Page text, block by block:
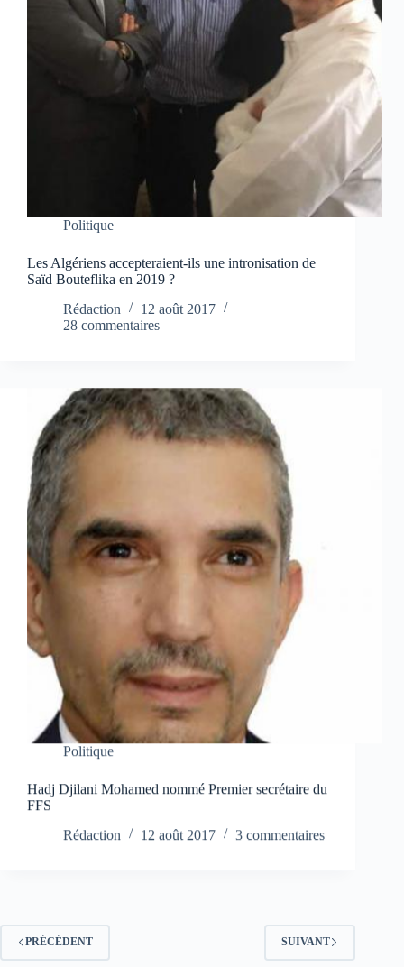
Politique
Les Algériens accepteraient-ils une intronisation de
Saïd Bouteflika en 2019 ?
Rédaction
12 août 2017
28 commentaires
Politique
Hadj Djilani Mohamed nommé Premier secrétaire du
FFS
Rédaction
12 août 2017 3 commentaires
PRÉCÉDENT SUIVANT